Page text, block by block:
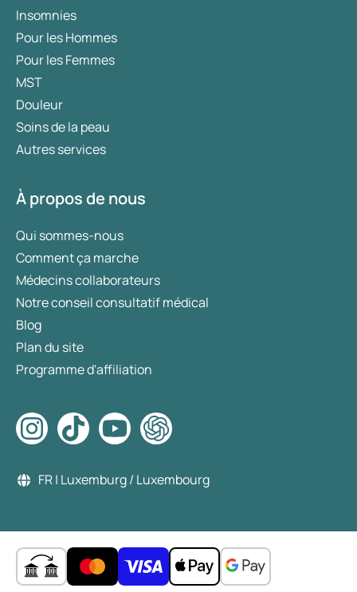
Insomnies
Pour les Hommes
Pour les Femmes
MST
Douleur
Soins de la peau
Autres services
À propos de nous
Qui sommes-nous
Comment ça marche
Médecins collaborateurs
Notre conseil consultatif médical
Blog
Plan du site
Programme d'affiliation
FR | Luxemburg / Luxembourg